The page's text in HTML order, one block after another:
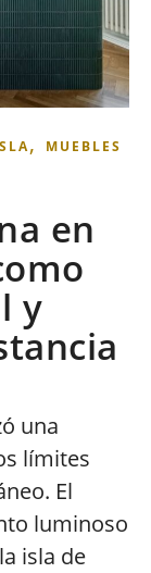
,
MUEBLES
en
y
una
límites
El
luminoso
isla de